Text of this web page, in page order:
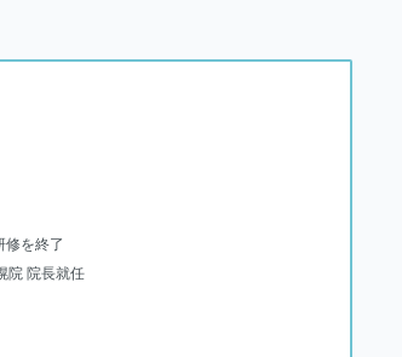
を終了
院 院長就任